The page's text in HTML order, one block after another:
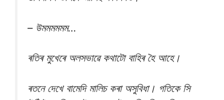
– উমমমমমম…
ৰতিৰ মুখেৰে অলসভাৱে কথাটো বাহিৰ হৈ আহে।
ৰতনে দেখে বামেদি মালিচ কৰা অসুবিধা। গতিকে সি